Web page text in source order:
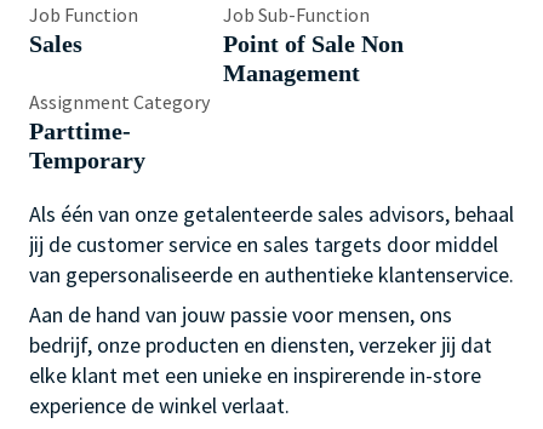
Job Function
Sales
Job Sub-Function
Point of Sale Non
Management
Assignment Category
Parttime-
Temporary
Als één van onze getalenteerde sales advisors, behaal
jij de customer service en sales targets door middel
van gepersonaliseerde en authentieke klantenservice.
Aan de hand van jouw passie voor mensen, ons
bedrijf, onze producten en diensten, verzeker jij dat
elke klant met een unieke en inspirerende in-store
experience de winkel verlaat.